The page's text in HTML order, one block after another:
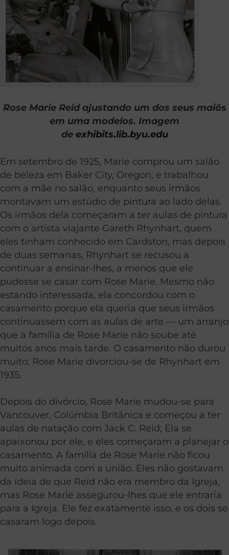
Rose Marie Reid ajustando um dos seus maiôs
em uma modelos. Imagem
de exhibits.lib.byu.edu
Em setembro de 1925, Marie comprou um salão
de beleza em Baker City, Oregon, e trabalhou
com a mãe no salão, enquanto seus irmãos
montavam um estúdio de pintura ao lado delas.
Os irmãos dela começaram a ter aulas de pintura
com o artista viajante Gareth Rhynhart, quem
eles tinham conhecido em Cardston, mas depois
de duas semanas, Rhynhart se recusou a
continuar a ensinar-lhes, a menos que ele
pudesse se casar com Rose Marie. Mesmo não
estando interessada, ela concordou com o
casamento porque ela queria que seus irmãos
continuassem com as aulas de arte — um arranjo
que a família de Rose Marie não soube até
muitos anos mais tarde. O casamento não durou
muito; Rose Marie divorciou-se de Rhynhart em
1935.
Depois do divórcio, Rose Marie mudou-se para
Vancouver, Colúmbia Britânica e começou a ter
aulas de natação com Jack C. Reid; Ela se
apaixonou por ele, e eles começaram a planejar o
casamento. A família de Rose Marie não ficou
muito animada com a união. Eles não gostavam
da ideia de que Reid não era membro da Igreja,
mas Rose Marie assegurou-lhes que ele entraria
para a Igreja. Ele fez exatamente isso, e os dois se
casaram logo depois.